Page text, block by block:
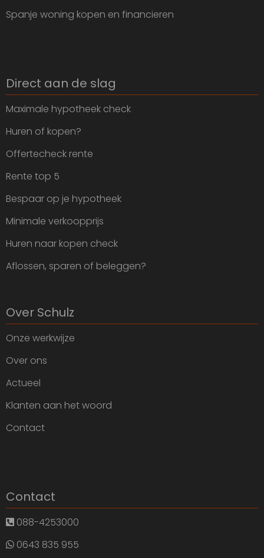
Spanje woning kopen en financieren
Direct aan de slag
Maximale hypotheek check
Huren of kopen?
Offertecheck rente
Rente top 5
Bespaar op je hypotheek
Minimale verkoopprijs
Huren naar kopen check
Aflossen, sparen of beleggen?
Over Schulz
Onze werkwijze
Over ons
Actueel
Klanten aan het woord
Contact
Contact
088-4253000
0643 835 955